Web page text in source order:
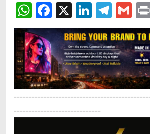
WhatsApp
Facebook
X
-----------------------------